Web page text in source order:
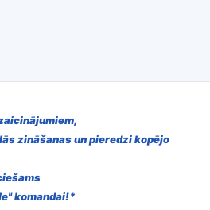
zināšanas un pieredzi kopējo
komandai!*